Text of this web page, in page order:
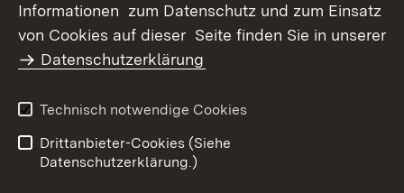
Barrierefreiheit
Benutzungshinweise
Impressum
Informationen zum Datenschutz und zum Einsatz
von Cookies auf dieser Seite finden Sie in unserer
Datenschutzerklärung
Technisch notwendige Cookies
Drittanbieter-Cookies (Siehe
Datenschutzerklärung.)